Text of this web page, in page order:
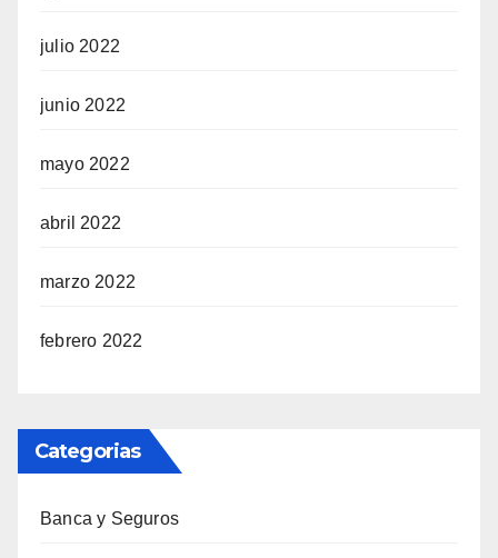
julio 2022
junio 2022
mayo 2022
abril 2022
marzo 2022
febrero 2022
Categorias
Banca y Seguros